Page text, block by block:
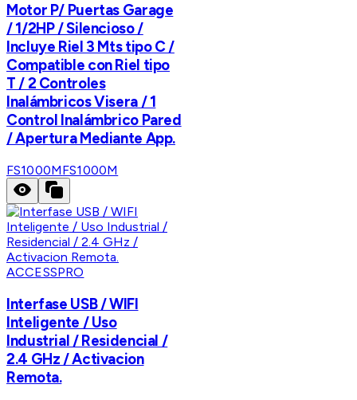
Motor P/ Puertas Garage
/ 1/2HP / Silencioso /
Incluye Riel 3 Mts tipo C /
Compatible con Riel tipo
T / 2 Controles
Inalámbricos Visera / 1
Control Inalámbrico Pared
/ Apertura Mediante App.
FS1000MFS1000M
ACCESSPRO
Interfase USB / WIFI
Inteligente / Uso
Industrial / Residencial /
2.4 GHz / Activacion
Remota.